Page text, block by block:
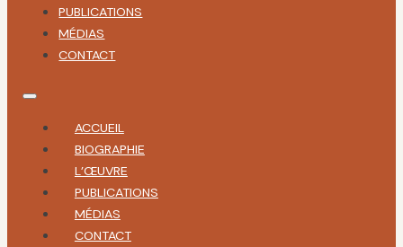
PUBLICATIONS
MÉDIAS
CONTACT
ACCUEIL
BIOGRAPHIE
L’ŒUVRE
PUBLICATIONS
MÉDIAS
CONTACT